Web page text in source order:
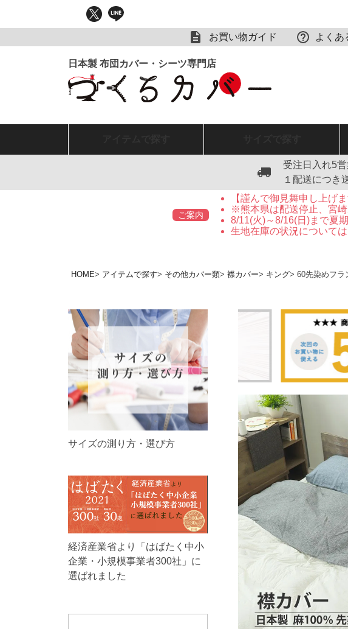
お買い物ガイド よくあ
受注日入れ5
１配送につき
ご案内
【謹んで御見舞申し上げ
※熊本県は配送停止、宮
8/11(火)～8/16(日)まで夏
生地在庫の状況については
HOME アイテムで探す その他カバー類 襟カバー キング 60先染めフラ
サイズの測り方・選び方
経済産業省より「はばたく中小
企業・小規模事業者300社」に
選ばれました